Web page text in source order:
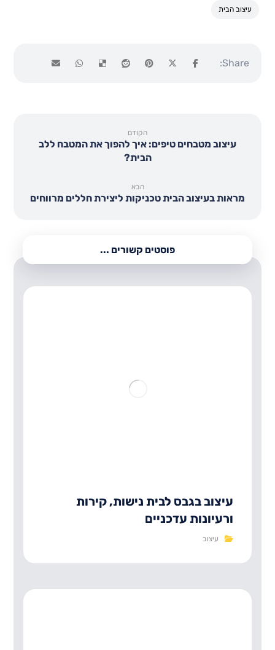
עיצוב הבית
הקודם
עיצוב מטבחים טיפים: איך להפוך את המטבח ללב
הבית?
הבא
מראות בעיצוב הבית טכניקות ליצירת חללים מרווחים
פוסטים קשורים ...
עיצוב בגבס לבית נישות, קירות
ורעיונות עדכניים
עיצוב